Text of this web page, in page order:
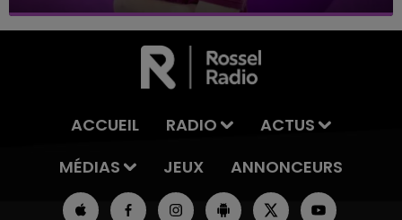
ACCUEIL RADIO
ACTUS
MÉDIAS
JEUX ANNONCEURS